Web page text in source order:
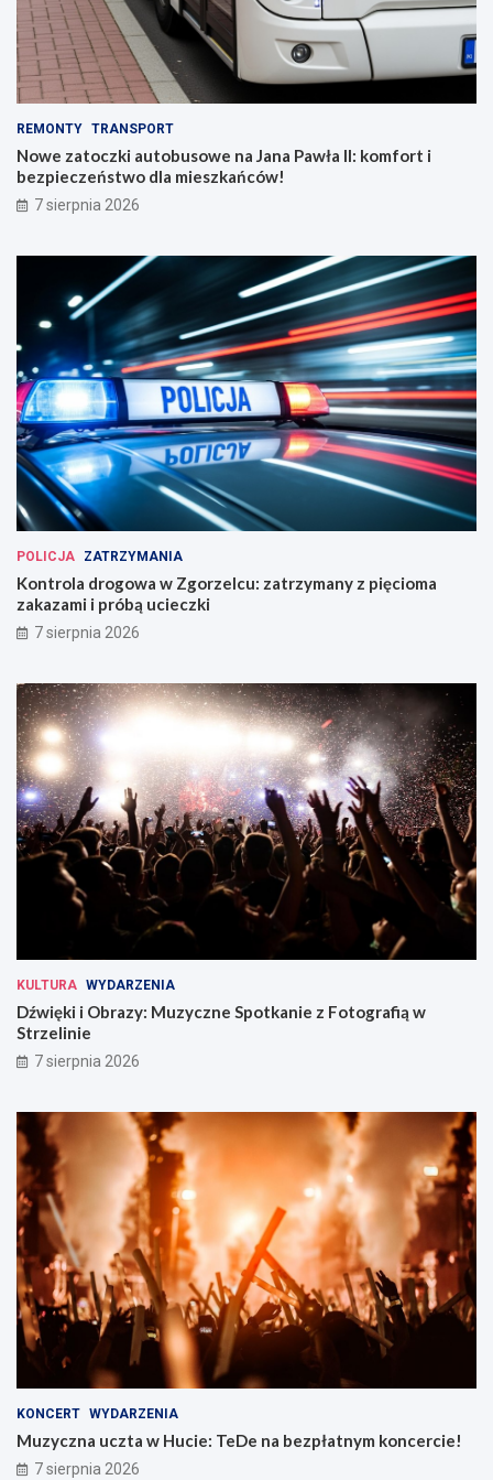
REMONTY TRANSPORT
Nowe zatoczki autobusowe na Jana Pawła II: komfort i
bezpieczeństwo dla mieszkańców!
7 sierpnia 2026
POLICJA ZATRZYMANIA
Kontrola drogowa w Zgorzelcu: zatrzymany z pięcioma
zakazami i próbą ucieczki
7 sierpnia 2026
KULTURA WYDARZENIA
Dźwięki i Obrazy: Muzyczne Spotkanie z Fotografią w
Strzelinie
7 sierpnia 2026
KONCERT WYDARZENIA
Muzyczna uczta w Hucie: TeDe na bezpłatnym koncercie!
7 sierpnia 2026